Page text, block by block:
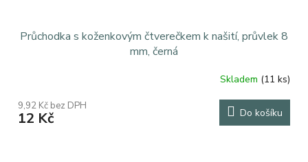
Průchodka s koženkovým čtverečkem k našití, průvlek 8
mm, černá
Skladem (11 ks)
9,92 Kč bez DPH
12 Kč Do košíku